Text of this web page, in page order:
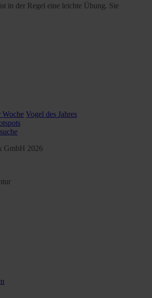
in der Regel eine leichte Übung. Sie
Woche Vogel des Jahres
GmbH 2026